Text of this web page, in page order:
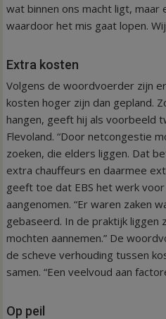
wat binnen ons macht ligt, maar
waardoor het mis gaat lopen.
Extra kosten
Volgens de woordvoerder zijn
kosten hoger zijn dan gepland.
hangen, geeft hij als voorbeeld
Flevoland. “Door netcongestie
zoeken, die elders liggen. Dat
extra chauffeurs en daarmee
geeft toe dat EBS het werk
aangenomen. “Er waren zaken
gebaseerd. In de praktijk liggen
mochten aannemen.” De
de scheve verhouding tussen
samen. “Een veelvoud aan
Op peil